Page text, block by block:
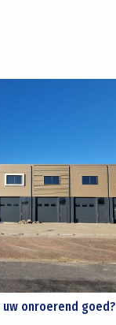
onroerend goed?